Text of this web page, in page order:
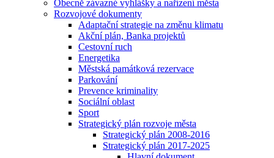
Obecně závazné vyhlášky a nařízení města
Rozvojové dokumenty
Adaptační strategie na změnu klimatu
Akční plán, Banka projektů
Cestovní ruch
Energetika
Městská památková rezervace
Parkování
Prevence kriminality
Sociální oblast
Sport
Strategický plán rozvoje města
Strategický plán 2008-2016
Strategický plán 2017-2025